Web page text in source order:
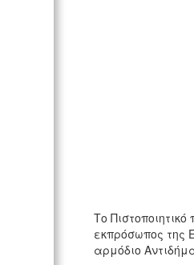
Το
εκπρόσωπος της
αρμόδιο